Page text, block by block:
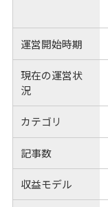
運営開始時期
現在の運営状
況
カテゴリ
記事数
収益モデル